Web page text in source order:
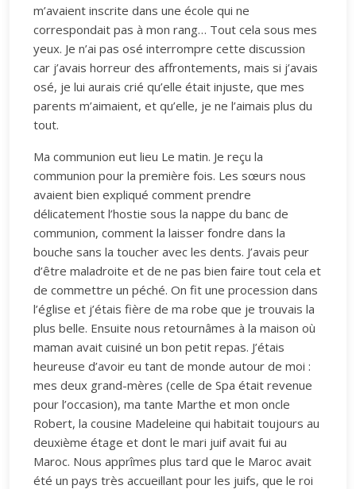
m’avaient inscrite dans une école qui ne
correspondait pas à mon rang… Tout cela sous mes
yeux. Je n’ai pas osé interrompre cette discussion
car j’avais horreur des affrontements, mais si j’avais
osé, je lui aurais crié qu’elle était injuste, que mes
parents m’aimaient, et qu’elle, je ne l’aimais plus du
tout.
Ma communion eut lieu Le matin. Je reçu la
communion pour la première fois. Les sœurs nous
avaient bien expliqué comment prendre
délicatement l’hostie sous la nappe du banc de
communion, comment la laisser fondre dans la
bouche sans la toucher avec les dents. J’avais peur
d’être maladroite et de ne pas bien faire tout cela et
de commettre un péché. On fit une procession dans
l’église et j’étais fière de ma robe que je trouvais la
plus belle. Ensuite nous retournâmes à la maison où
maman avait cuisiné un bon petit repas. J’étais
heureuse d’avoir eu tant de monde autour de moi :
mes deux grand-mères (celle de Spa était revenue
pour l’occasion), ma tante Marthe et mon oncle
Robert, la cousine Madeleine qui habitait toujours au
deuxième étage et dont le mari juif avait fui au
Maroc. Nous apprîmes plus tard que le Maroc avait
été un pays très accueillant pour les juifs, que le roi